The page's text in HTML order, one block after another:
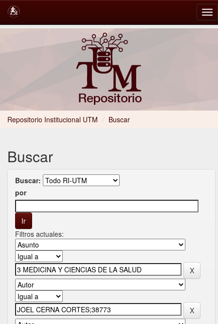
Repositorio Institucional UTM / Buscar
Buscar
Buscar:
por
Filtros actuales: